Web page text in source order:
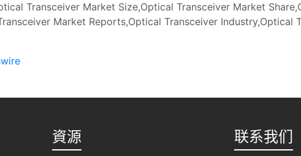
Transceiver Market Size,Optical Transceiver Market
Market Reports,Optical Transceiver Industry,Optical
資源 联系我们